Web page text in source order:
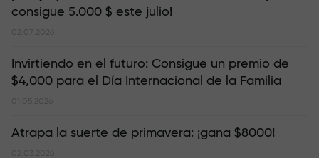
consigue 5.000 $ este julio!
02.07.2026
Invirtiendo en el futuro: Consigue un premio de
$4,000 para el Día Internacional de la Familia
01.05.2026
Atrapa la suerte de primavera: ¡gana $8000!
02.03.2026